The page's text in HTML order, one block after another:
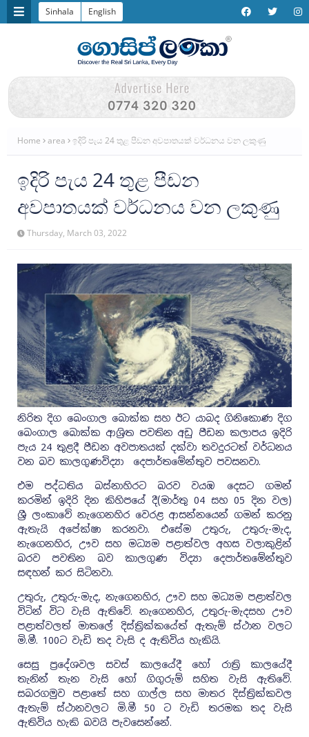
Sinhala English
Home area ඉදිරි පැය 24 තුළ පීඩන අවපාතයක් වර්ධනය වන ලකුණු
ඉදිරි පැය 24 තුළ පීඩන
අවපාතයක් වර්ධනය වන ලකුණු
Thursday, March 03, 2022
නිරිත දිග බෙංගාල බොක්ක සහ ඊට යාබද ගිනිකොණ දිග
බෙංගාල බොක්ක ආශ්‍රිත පවතින අඩු පීඩන කලාපය ඉදිරි
පැය 24 තුළදී පීඩන අවපාතයක් දක්වා තවදුරටත් වර්ධනය
වන බව කාලගුණවිද්‍යා දෙපාර්තමේන්තුව පවසනවා.
එම පද්ධතිය බස්නාහිරට බරව වයඹ දෙසට ගමන්
කරමින් ඉදිරි දින කිහිපයේ දී(මාර්තු 04 සහ 05 දින වල)
ශ්‍රී ලංකාවේ නැගෙනහිර වෙරළ ආසන්නයෙන් ගමන් කරනු
ඇතැයි අපේක්ෂා කරනවා. එසේම උතුරු, උතුරු-මැද,
නැගෙනහිර, ඌව සහ මධ්‍යම පළාත්වල අහස වලාකුළින්
බරව පවතින බව කාලගුණ විද්‍යා දෙපාර්තමේන්තුව
සඳහන් කර සිටිනවා.
උතුරු, උතුරු-මැද, නැගෙනහිර, ඌව සහ මධ්‍යම පළාත්වල
විටින් විට වැසි ඇතිවේ. නැගෙනහිර, උතුරු-මැදසහ ඌව
පළාත්වලත් මාතලේ දිස්ත්‍රික්කයේත් ඇතැම් ස්ථාන වලට
මි.මී. 100ට වැඩි තද වැසි ද ඇතිවිය හැකියි.
සෙසු ප්‍රදේශවල සවස් කාලයේදී හෝ රාත්‍රි කාලයේදී
තැනින් තැන වැසි හෝ ගිගුරුම් සහිත වැසි ඇතිවේ.
සබරගමුව පළාතේ සහ ගාල්ල සහ මාතර දිස්ත්‍රික්කවල
ඇතැම් ස්ථානවලට මි.මී 50 ට වැඩි තරමක තද වැසි
ඇතිවිය හැකි බවයි පැවසෙන්නේ.